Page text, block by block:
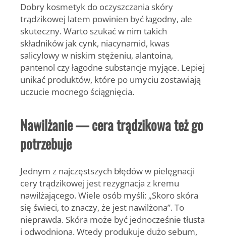
Dobry kosmetyk do oczyszczania skóry
trądzikowej latem powinien być łagodny, ale
skuteczny. Warto szukać w nim takich
składników jak cynk, niacynamid, kwas
salicylowy w niskim stężeniu, alantoina,
pantenol czy łagodne substancje myjące. Lepiej
unikać produktów, które po umyciu zostawiają
uczucie mocnego ściągnięcia.
Nawilżanie — cera trądzikowa też go
potrzebuje
Jednym z najczęstszych błędów w pielęgnacji
cery trądzikowej jest rezygnacja z kremu
nawilżającego. Wiele osób myśli: „Skoro skóra
się świeci, to znaczy, że jest nawilżona”. To
nieprawda. Skóra może być jednocześnie tłusta
i odwodniona. Wtedy produkuje dużo sebum,